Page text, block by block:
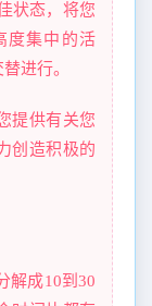
状态，将您
度集中的活
进行。
提供有关您
创造积极的
解成10到30